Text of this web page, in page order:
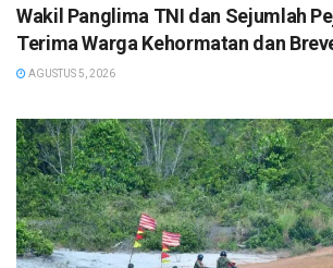
Wakil Panglima TNI dan Sejumlah
Terima Warga Kehormatan dan
AGUSTUS 5, 2026